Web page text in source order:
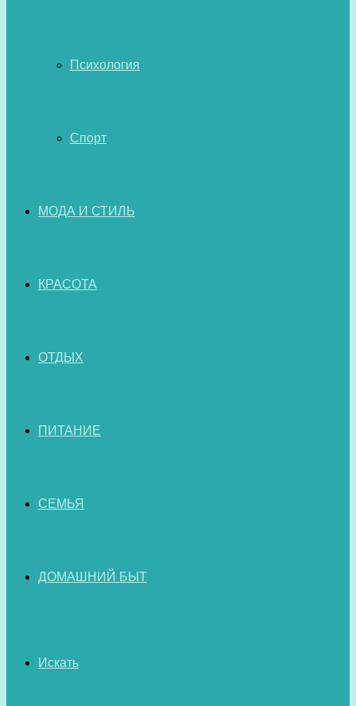
Психология
Спорт
МОДА И СТИЛЬ
КРАСОТА
ОТДЫХ
ПИТАНИЕ
СЕМЬЯ
ДОМАШНИЙ БЫТ
Искать